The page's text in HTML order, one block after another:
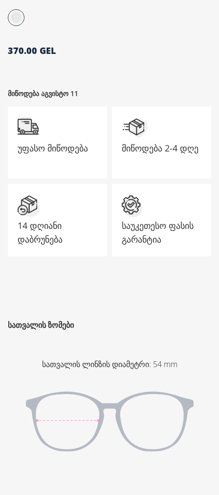
370.00 GEL
მიწოდება აგვისტო 11
უფასო მიწოდება
14 დღიანი
დაბრუნება
მიწოდება 2-4 დღე
საუკეთესო ფასის
გარანტია
ᲡᲐᲗᲕᲐᲚᲘᲡ ᲖᲝᲛᲔᲑᲘ
სათვალის ლინზის დიამეტრი: 54 mm